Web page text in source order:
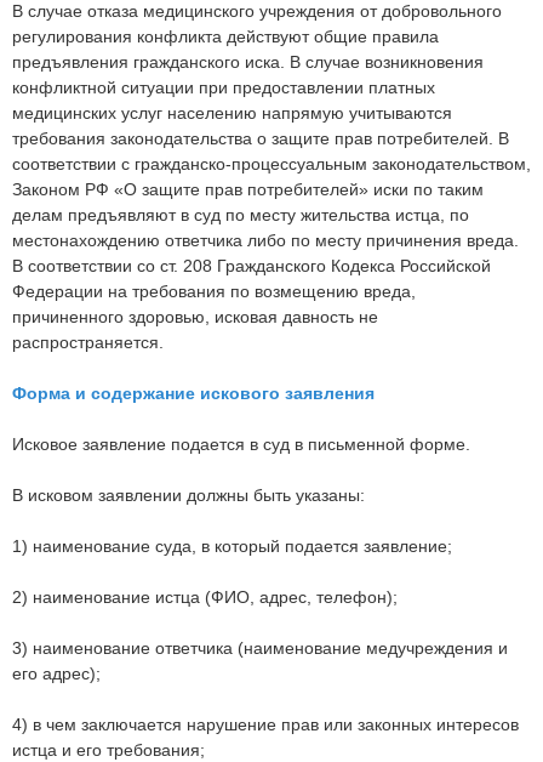
В случае отказа медицинского учреждения от добровольного
регулирования конфликта действуют общие правила
предъявления гражданского иска. В случае возникновения
конфликтной ситуации при предоставлении платных
медицинских услуг населению напрямую учитываются
требования законодательства о защите прав потребителей. В
соответствии с гражданско-процессуальным законодательством,
Законом РФ «О защите прав потребителей» иски по таким
делам предъявляют в суд по месту жительства истца, по
местонахождению ответчика либо по месту причинения вреда.
В соответствии со ст. 208 Гражданского Кодекса Российской
Федерации на требования по возмещению вреда,
причиненного здоровью, исковая давность не
распространяется.
Форма и содержание искового заявления
Исковое заявление подается в суд в письменной форме.
В исковом заявлении должны быть указаны:
1) наименование суда, в который подается заявление;
2) наименование истца (ФИО, адрес, телефон);
3) наименование ответчика (наименование медучреждения и
его адрес);
4) в чем заключается нарушение прав или законных интересов
истца и его требования;